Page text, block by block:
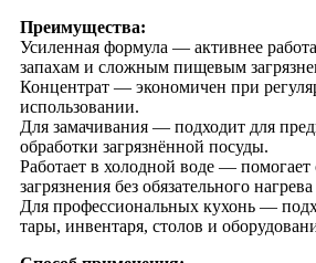
Преимущества:
Усиленная формула — активнее
запахам и сложным пищевым
Концентрат — экономичен при
использовании.
Для замачивания — подходит для
обработки загрязнённой посуды.
Работает в холодной воде — помогает
загрязнения без обязательного
Для профессиональных кухонь —
тары, инвентаря, столов и